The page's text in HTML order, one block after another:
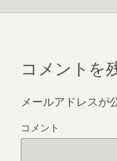
コメントを
メールアドレスが
コメント